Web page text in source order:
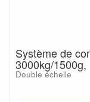
Système de
3000kg/1500g,
Double échelle